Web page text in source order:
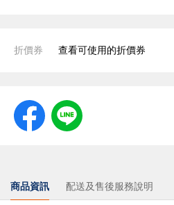
折價券 查看可使用的折價券
商品資訊 配送及售後服務說明